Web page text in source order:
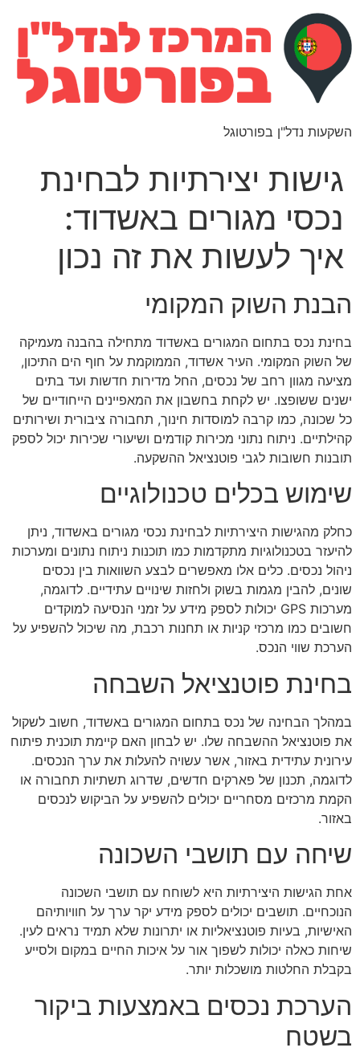
השקעות נדל"ן בפורטוגל
גישות יצירתיות לבחינת
נכסי מגורים באשדוד:
איך לעשות את זה נכון
הבנת השוק המקומי
בחינת נכס בתחום המגורים באשדוד מתחילה בהבנה מעמיקה
של השוק המקומי. העיר אשדוד, הממוקמת על חוף הים התיכון,
מציעה מגוון רחב של נכסים, החל מדירות חדשות ועד בתים
ישנים ששופצו. יש לקחת בחשבון את המאפיינים הייחודיים של
כל שכונה, כמו קרבה למוסדות חינוך, תחבורה ציבורית ושירותים
קהילתיים. ניתוח נתוני מכירות קודמים ושיעורי שכירות יכול לספק
תובנות חשובות לגבי פוטנציאל ההשקעה.
שימוש בכלים טכנולוגיים
כחלק מהגישות היצירתיות לבחינת נכסי מגורים באשדוד, ניתן
להיעזר בטכנולוגיות מתקדמות כמו תוכנות ניתוח נתונים ומערכות
ניהול נכסים. כלים אלו מאפשרים לבצע השוואות בין נכסים
שונים, להבין מגמות בשוק ולחזות שינויים עתידיים. לדוגמה,
מערכות GPS יכולות לספק מידע על זמני הנסיעה למוקדים
חשובים כמו מרכזי קניות או תחנות רכבת, מה שיכול להשפיע על
הערכת שווי הנכס.
בחינת פוטנציאל השבחה
במהלך הבחינה של נכס בתחום המגורים באשדוד, חשוב לשקול
את פוטנציאל ההשבחה שלו. יש לבחון האם קיימת תוכנית פיתוח
עירונית עתידית באזור, אשר עשויה להעלות את ערך הנכסים.
לדוגמה, תכנון של פארקים חדשים, שדרוג תשתיות תחבורה או
הקמת מרכזים מסחריים יכולים להשפיע על הביקוש לנכסים
באזור.
שיחה עם תושבי השכונה
אחת הגישות היצירתיות היא לשוחח עם תושבי השכונה
הנוכחיים. תושבים יכולים לספק מידע יקר ערך על חוויותיהם
האישיות, בעיות פוטנציאליות או יתרונות שלא תמיד נראים לעין.
שיחות כאלה יכולות לשפוך אור על איכות החיים במקום ולסייע
בקבלת החלטות מושכלות יותר.
הערכת נכסים באמצעות ביקור
בשטח